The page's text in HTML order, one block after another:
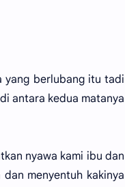
yang berlubang itu tadi
antara kedua matanya
nyawa kami ibu dan
menyentuh kakinya